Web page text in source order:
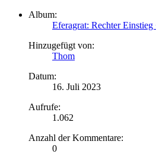
Album:
Eferagrat: Rechter
Hinzugefügt von:
Thom
Datum:
16. Juli 2023
Aufrufe:
1.062
Anzahl der Kommentare:
0